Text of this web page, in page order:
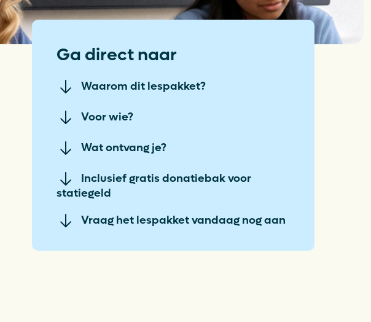
Plastic Verpakkingen
Financiën
Vacatures
Ga direct naar
Waarom dit lespakket?
Voor wie?
Wat ontvang je?
Inclusief gratis donatiebak voor
statiegeld
Vraag het lespakket vandaag nog aan